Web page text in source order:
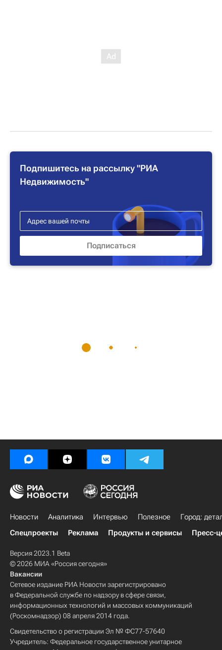
Подпишитесь на рассылку "РИА
Недвижимость"
Новости Аналитика Интервью Полезное
Город:
Спецпроекты
Реклама Продукты и сервисы Пресс-
Версия 2023.1 Beta
© 2026 МИА «Россия сегодня»
Вакансии
Сетевое издание РИА Новости зарегистрировано
в Федеральной службе по надзору в сфере связи,
информационных технологий и массовых коммуникаций
(Роскомнадзор) 08 апреля 2014 года.
Свидетельство о регистрации Эл № ФС77-57640
Учредитель: Федеральное государственное унитарное